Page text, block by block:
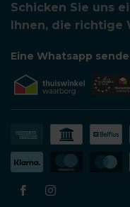
Schicken Sie uns
Ihnen, die richtige
Eine Whatsapp